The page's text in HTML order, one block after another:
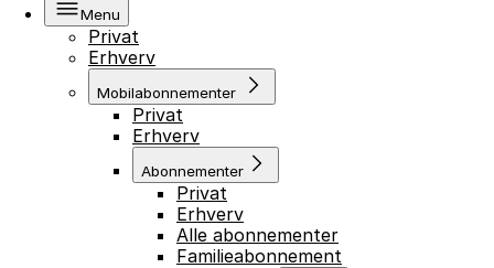
Menu
Privat
Erhverv
Mobilabonnementer
Privat
Erhverv
Abonnementer
Privat
Erhverv
Alle abonnementer
Familieabonnement